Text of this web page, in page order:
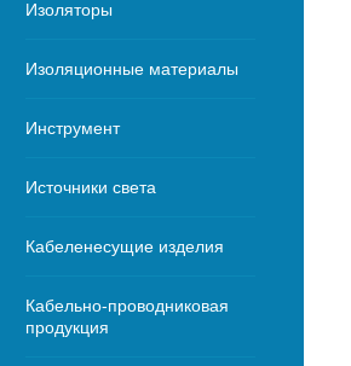
Изоляторы
Изоляционные материалы
Инструмент
Источники света
Кабеленесущие изделия
Кабельно-проводниковая
продукция